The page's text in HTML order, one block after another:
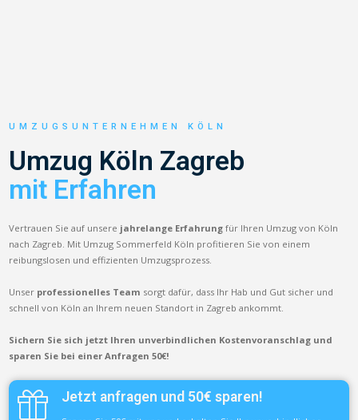
UMZUGSUNTERNEHMEN KÖLN
Umzug Köln Zagreb
mit Erfahren
Vertrauen Sie auf unsere jahrelange Erfahrung für Ihren Umzug von Köln
nach Zagreb. Mit Umzug Sommerfeld Köln profitieren Sie von einem
reibungslosen und effizienten Umzugsprozess.
Unser professionelles Team sorgt dafür, dass Ihr Hab und Gut sicher und
schnell von Köln an Ihrem neuen Standort in Zagreb ankommt.
Sichern Sie sich jetzt Ihren unverbindlichen Kostenvoranschlag und
sparen Sie bei einer Anfragen 50€!
Jetzt anfragen und 50€ sparen!